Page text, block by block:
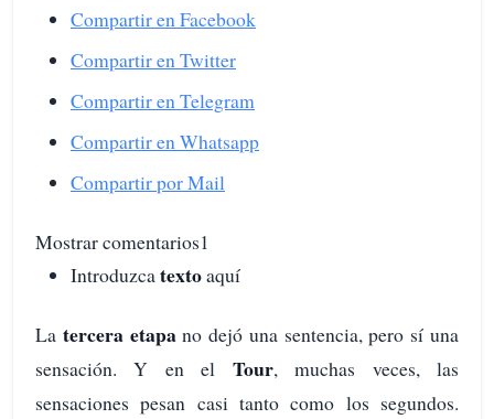
Compartir en Facebook
Compartir en Twitter
Compartir en Telegram
Compartir en Whatsapp
Compartir por Mail
Mostrar comentarios1
Introduzcatextoaquí
La tercera etapano dejó una sentencia, pero sí una
sensación. Y en el Tour, muchas veces, las
sensaciones pesan casi tanto como los segundos.